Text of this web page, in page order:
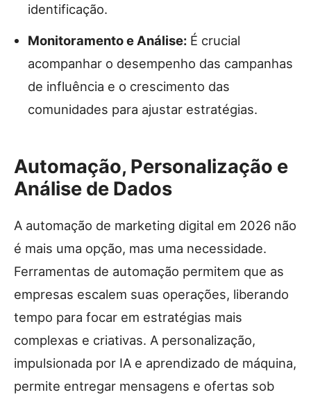
identificação.
Monitoramento e Análise: É crucial
acompanhar o desempenho das campanhas
de influência e o crescimento das
comunidades para ajustar estratégias.
Automação, Personalização e
Análise de Dados
A automação de marketing digital em 2026 não
é mais uma opção, mas uma necessidade.
Ferramentas de automação permitem que as
empresas escalem suas operações, liberando
tempo para focar em estratégias mais
complexas e criativas. A personalização,
impulsionada por IA e aprendizado de máquina,
permite entregar mensagens e ofertas sob